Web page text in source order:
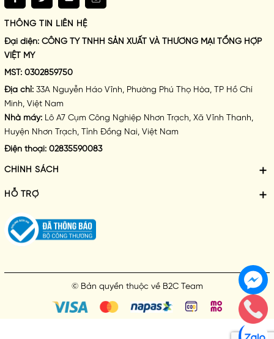
THÔNG TIN LIÊN HỆ
Đại diện: CÔNG TY TNHH SẢN XUẤT VÀ THƯƠNG MẠI TỔNG HỢP
VIỆT MY
MST: 0302859750
Địa chỉ: 33A Nguyễn Háo Vĩnh, Phường Phú Thọ Hòa, TP Hồ Chí
Minh, Việt Nam
Nhà máy: Lô A7 Cụm Công Nghiệp Nhơn Trạch, Xã Vĩnh Thanh,
Huyện Nhơn Trạch, Tỉnh Đồng Nai, Việt Nam
Điện thoại: 02835590083
CHÍNH SÁCH
HỖ TRỢ
© Bản quyền thuộc về B2C Team